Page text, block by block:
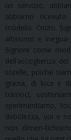
un servizio,
abbiamo
modello Cristo
altissimo e
Signore come
dell’accoglienza
sorelle, poiché
grazia, di luce e
tiamoci,
sperimentiamo,
debolezza, voi e
non dimen-